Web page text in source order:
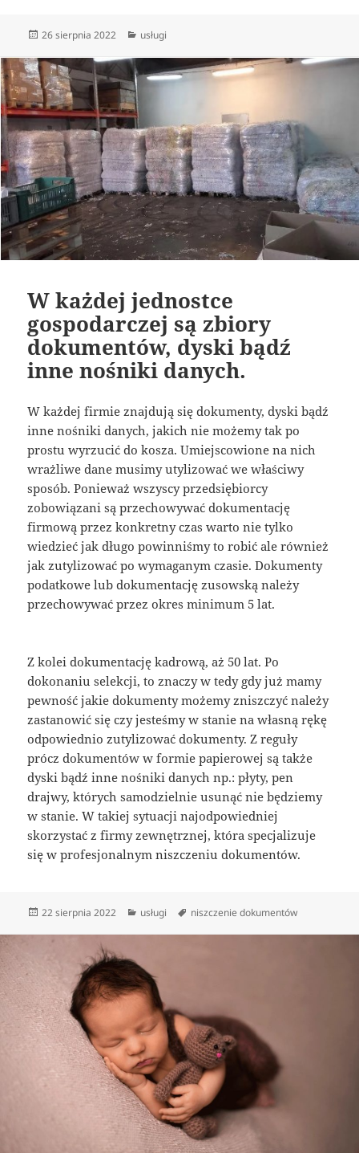
Data
26 sierpnia 2022 Kategorie
usługi
W każdej jednostce
gospodarczej są zbiory
dokumentów, dyski bądź
inne nośniki danych.
W każdej firmie znajdują się dokumenty, dyski bądź
inne nośniki danych, jakich nie możemy tak po
prostu wyrzucić do kosza. Umiejscowione na nich
wrażliwe dane musimy utylizować we właściwy
sposób. Ponieważ wszyscy przedsiębiorcy
zobowiązani są przechowywać dokumentację
firmową przez konkretny czas warto nie tylko
wiedzieć jak długo powinniśmy to robić ale również
jak zutylizować po wymaganym czasie. Dokumenty
podatkowe lub dokumentację zusowską należy
przechowywać przez okres minimum 5 lat.
Z kolei dokumentację kadrową, aż 50 lat. Po
dokonaniu selekcji, to znaczy w tedy gdy już mamy
pewność jakie dokumenty możemy zniszczyć należy
zastanowić się czy jesteśmy w stanie na własną rękę
odpowiednio zutylizować dokumenty. Z reguły
prócz dokumentów w formie papierowej są także
dyski bądź inne nośniki danych np.: płyty, pen
drajwy, których samodzielnie usunąć nie będziemy
w stanie. W takiej sytuacji najodpowiedniej
skorzystać z firmy zewnętrznej, która specjalizuje
się w profesjonalnym niszczeniu dokumentów.
Data
22 sierpnia 2022 Kategorie
usługi Tagi
niszczenie dokumentów